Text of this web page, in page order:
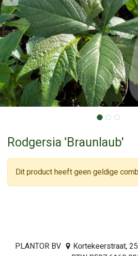
Rodgersia 'Braunlaub'
Dit product heeft geen geldige
PLANTOR BV
Kortekeerstraat,